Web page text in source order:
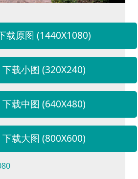
载原图 (1440X1080)
下载小图 (320X240)
下载中图 (640X480)
下载大图 (800X600)